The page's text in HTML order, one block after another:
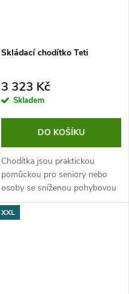
Skládací chodítko Teti
3 323 Kč
Skladem
DO KOŠÍKU
Chodítka jsou praktickou
pomůckou pro seniory nebo
osoby se sníženou pohybovou
schopností. Chodítko Teti má
pevnou ocelovou konstrukci,
XXL